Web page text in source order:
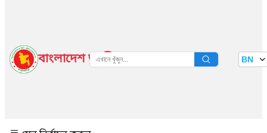
বাংলাদেশ জাতীয় তথ্য বাতায়ন BN